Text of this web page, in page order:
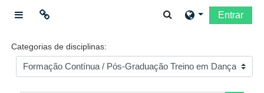
Moodle community
Alternar a entrada
Entrar
Categorias de disciplinas: